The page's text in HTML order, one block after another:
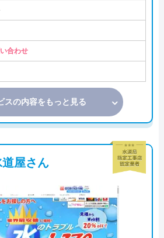
合わせ
スの内容をもっと見る
屋さん